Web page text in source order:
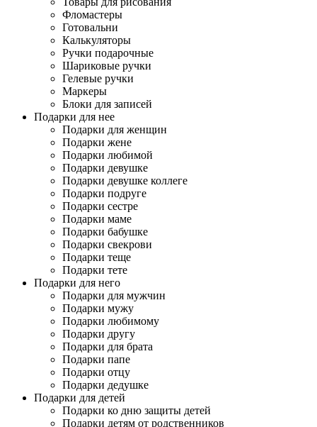
Фломастеры
Готовальни
Калькуляторы
Ручки подарочные
Шариковые ручки
Гелевые ручки
Маркеры
Блоки для записей
Подарки для нее
Подарки для женщин
Подарки жене
Подарки любимой
Подарки девушке
Подарки девушке коллеге
Подарки подруге
Подарки сестре
Подарки маме
Подарки бабушке
Подарки свекрови
Подарки теще
Подарки тете
Подарки для него
Подарки для мужчин
Подарки мужу
Подарки любимому
Подарки другу
Подарки для брата
Подарки папе
Подарки отцу
Подарки дедушке
Подарки для детей
Подарки ко дню защиты детей
Подарки детям от родственников